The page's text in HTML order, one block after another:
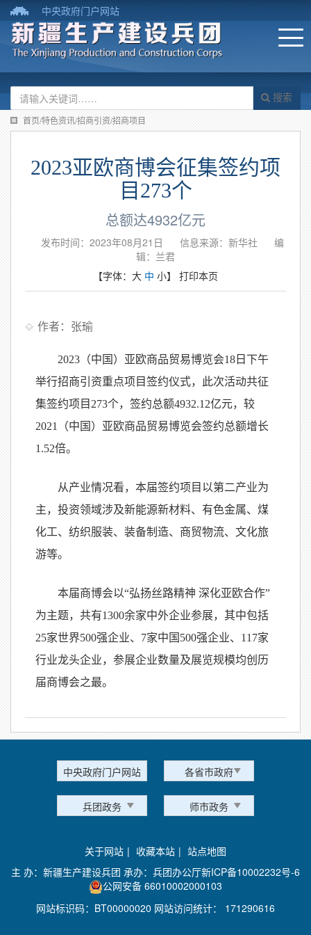
中央政府门户网站
搜索
首页/特色资讯/招商引资/招商项目
2023亚欧商博会征集签约项
目273个
总额达4932亿元
发布时间：2023年08月21日 信息来源：新华社
编
辑：兰君
【字体： 大 中 小】 打印本页
作者：张瑜
2023（中国）亚欧商品贸易博览会18日下午
举行招商引资重点项目签约仪式，此次活动共征
集签约项目273个，签约总额4932.12亿元，较
2021（中国）亚欧商品贸易博览会签约总额增长
1.52倍。
从产业情况看，本届签约项目以第二产业为
主，投资领域涉及新能源新材料、有色金属、煤
化工、纺织服装、装备制造、商贸物流、文化旅
游等。
本届商博会以“弘扬丝路精神 深化亚欧合作”
为主题，共有1300余家中外企业参展，其中包括
25家世界500强企业、7家中国500强企业、117家
行业龙头企业，参展企业数量及展览规模均创历
届商博会之最。
中央政府门户网站 各省市政府
兵团政务 师市政务
关于网站 | 收藏本站 | 站点地图
主 办：新疆生产建设兵团 承办：兵团办公厅新ICP备10002232号-6
公网安备 66010002000103
网站标识码：BT00000020 网站访问统计： 171290616